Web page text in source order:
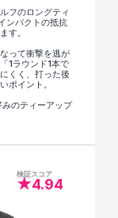
フのロングティ
ンパクトの抵抗
す。
って衝撃を逃が
1ラウンド1本で
くく、打った後
ポイント。
のティーアップ
検証スコア
★4.94